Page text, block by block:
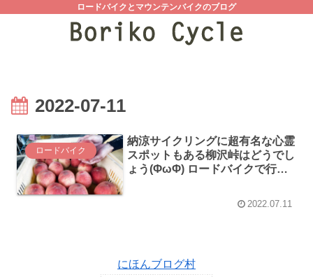
ロードバイクとマウンテンバイクのブログ
2022-07-11
ロードバイク
納涼サイクリングに超有名な心霊
スポットもある柳沢峠はどうでし
ょう(ΦωΦ) ロードバイクで行く
2022.07.11
にほんブログ村